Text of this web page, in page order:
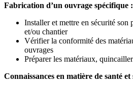
Fabrication d’un ouvrage spécifique :
Installer et mettre en sécurité son
et/ou chantier
Vérifier la conformité des
ouvrages
Préparer les matériaux,
Connaissances en matière de santé